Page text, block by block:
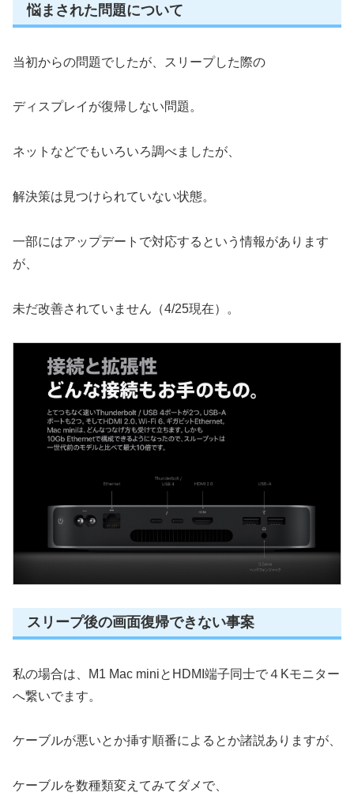
悩まされた問題について
当初からの問題でしたが、スリープした際の
ディスプレイが復帰しない問題。
ネットなどでもいろいろ調べましたが、
解決策は見つけられていない状態。
一部にはアップデートで対応するという情報があります
が、
未だ改善されていません（4/25現在）。
スリープ後の画面復帰できない事案
私の場合は、M1 Mac miniとHDMI端子同士で４Kモニター
へ繋いでます。
ケーブルが悪いとか挿す順番によるとか諸説ありますが、
ケーブルを数種類変えてみてダメで、